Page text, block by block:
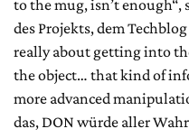
to the mug, isn’t
des Projekts, dem Techblog
really about getting into
the object… that kind of
more advanced
das, DON würde aller